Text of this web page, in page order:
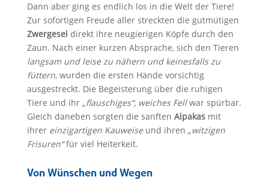
Dann aber ging es endlich los in die Welt der Tiere!
Zur sofortigen Freude aller streckten die gutmütigen
Zwergesel direkt ihre neugierigen Köpfe durch den
Zaun. Nach einer kurzen Absprache, sich den Tieren
langsam und leise zu nähern und keinesfalls zu
füttern, wurden die ersten Hände vorsichtig
ausgestreckt. Die Begeisterung über die ruhigen
Tiere und ihr „flauschiges“, weiches Fellwar spürbar.
Gleich daneben sorgten die sanften Alpakasmit
ihrer einzigartigen Kauweiseund ihren „witzigen
Frisuren“für viel Heiterkeit.
Von Wünschen und Wegen